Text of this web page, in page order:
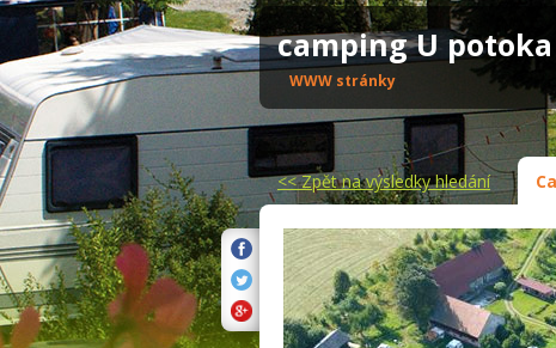
camping U potoka
WWW stránky
<<Zpět na výsledky hledání